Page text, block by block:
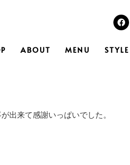
ABOUT MENU STYLE
出来て感謝いっぱいでした。